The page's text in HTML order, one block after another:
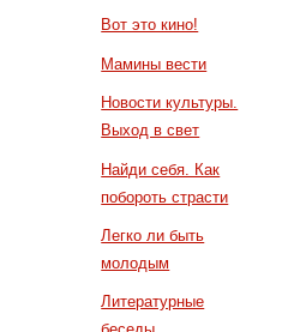
Вот это кино!
Мамины вести
Новости культуры.
Выход в свет
Найди себя. Как
побороть страсти
Легко ли быть
молодым
Литературные